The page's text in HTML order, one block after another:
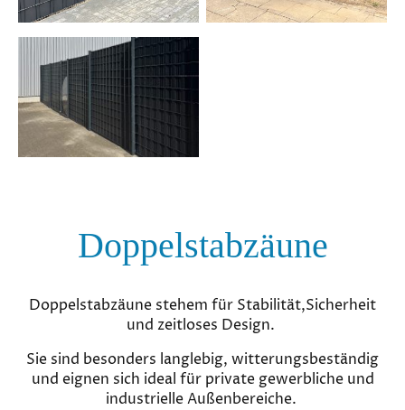
Doppelstabzäune
Doppelstabzäune stehem für Stabilität,Sicherheit
und zeitloses Design.
Sie sind besonders langlebig, witterungsbeständig
und eignen sich ideal für private gewerbliche und
industrielle Außenbereiche.